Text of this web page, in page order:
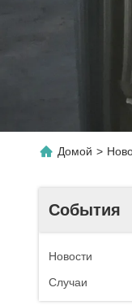
Домой >
События
Новости
Случаи